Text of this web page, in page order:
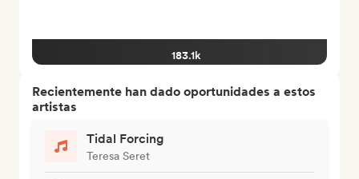
183.1k
Recientemente han dado oportunidades a estos
artistas
Tidal Forcing
Teresa Seret